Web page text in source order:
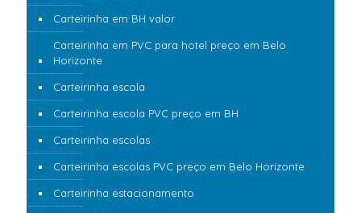
Carteirinha em BH valor
Carteirinha em PVC para hotel preço em Belo
Horizonte
Carteirinha escola
Carteirinha escola PVC preço em BH
Carteirinha escolas
Carteirinha escolas PVC preço em Belo Horizonte
Carteirinha estacionamento